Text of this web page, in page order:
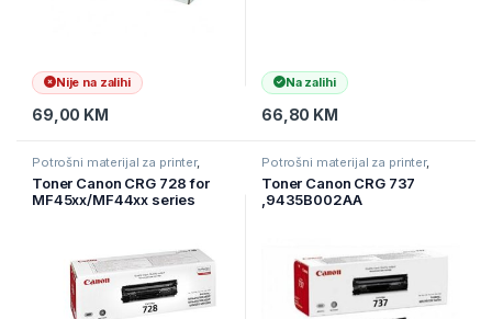
Nije na zalihi
69,00 KM
Na zalihi
66,80 KM
Potrošni materijal za printer,
Printeri i Skeneri Toneri
Toner Canon CRG 728 for
MF45xx/MF44xx series
Potrošni materijal za printer,
Printeri i Skeneri Toneri
Toner Canon CRG 737
,9435B002AA